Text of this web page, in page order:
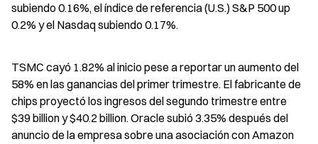
subiendo 0.16%, el índice de referencia (U.S.) S&P 500 up
0.2% y el Nasdaq subiendo 0.17%.
TSMC cayó 1.82% al inicio pese a reportar un aumento del
58% en las ganancias del primer trimestre. El fabricante de
chips proyectó los ingresos del segundo trimestre entre
$39 billion y $40.2 billion. Oracle subió 3.35% después del
anuncio de la empresa sobre una asociación con Amazon